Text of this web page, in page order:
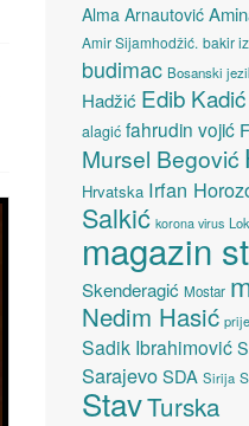
Alma Arnautović
Amir Sijamhodžić. bakir
budimac Bosanski
Hadžić Edib Kadić
alagić fahrudin vojić
Mursel Begović
Hrvatska Irfan
Salkić korona virus
magazin
Skenderagić Mostar
Nedim Hasić
Sadik Ibrahimović
SarajevoSDA Sirija
StavTurska